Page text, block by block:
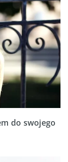
do swojego